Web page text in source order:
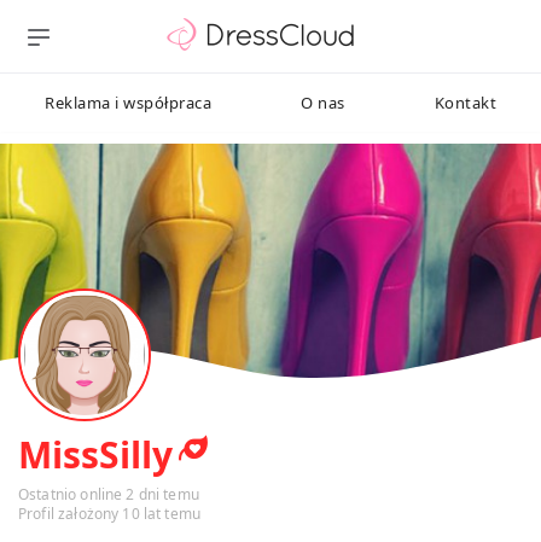
Reklama i współpraca O nas Kontakt
MissSilly
Ostatnio online 2 dni temu
Profil założony 10 lat temu